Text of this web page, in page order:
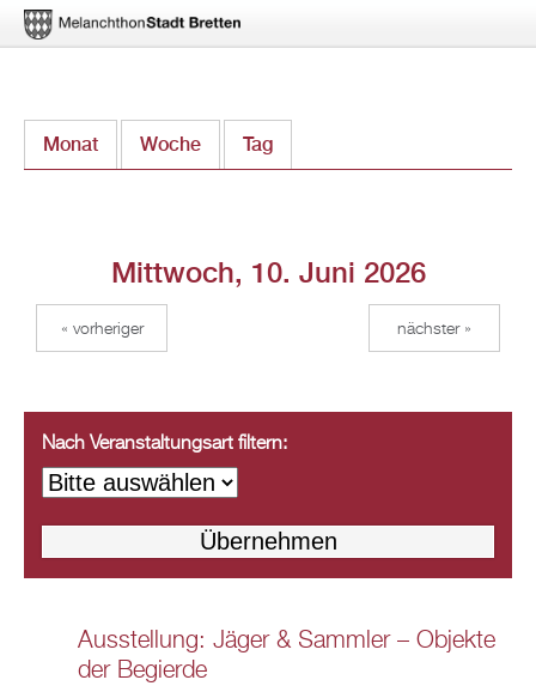
zum
Monat Woche Tag
Mittwoch, 10. Juni 2026
« vorheriger nächster »
Nach Veranstaltungsart filtern:
Ausstellung: Jäger & Sammler – Objekte
der Begierde